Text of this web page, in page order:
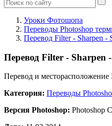
Уроки Фотошопа
Переводы Photoshop
Перевод Filter - Sharpen -
Перевод Filter - Sharpen
Перевод и месторасположение
Категория: Переводы
Версия Photoshop: Photoshop